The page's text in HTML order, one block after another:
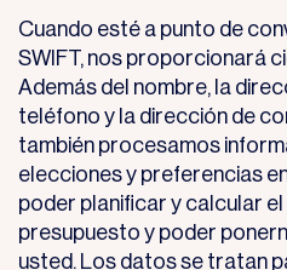
Cuando esté a punto de
SWIFT, nos proporcionará
Además del nombre, la
teléfono y la dirección de
también procesamos
elecciones y preferencias
poder planificar y calcular
presupuesto y poder
usted. Los datos se tratan